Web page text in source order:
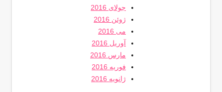
جولای 2016
ژوئن 2016
می 2016
آوریل 2016
مارس 2016
فوریه 2016
ژانویه 2016